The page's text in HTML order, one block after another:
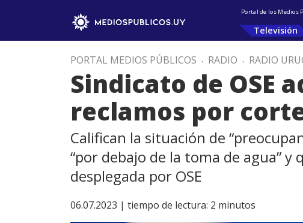
Portal de los Medios
Televisión
PORTAL MEDIOS PÚBLICOS . RADIO . RADIO
Sindicato de OSE
reclamos por
Califican la situación de
“por debajo de la toma de agua”
desplegada por OSE
06.07.2023 | tiempo de lectura: 2 minutos